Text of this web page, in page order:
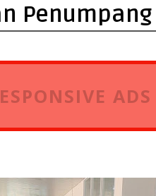
Penumpang
ADS